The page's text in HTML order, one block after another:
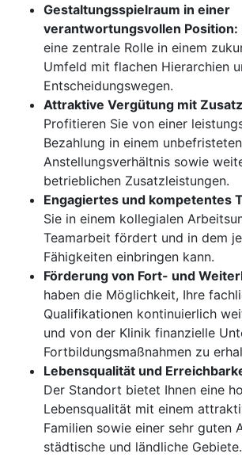
Gestaltungsspielraum in einer
verantwortungsvollen Position:
eine zentrale Rolle in einem
Umfeld mit flachen Hierarchien
Entscheidungswegen.
Attraktive Vergütung mit
Profitieren Sie von einer
Bezahlung in einem unbefristeten
Anstellungsverhältnis sowie
betrieblichen Zusatzleistungen.
Engagiertes und kompetentes
Sie in einem kollegialen
Teamarbeit fördert und in dem
Fähigkeiten einbringen kann.
Förderung von Fort- und
haben die Möglichkeit, Ihre
Qualifikationen kontinuierlich
und von der Klinik finanzielle
Fortbildungsmaßnahmen zu
Lebensqualität und
Der Standort bietet Ihnen eine
Lebensqualität mit einem
Familien sowie einer sehr guten
städtische und ländliche Gebiete.